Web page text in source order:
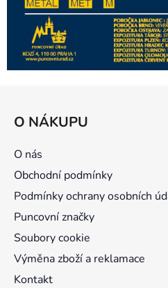
O NÁKUPU
O nás
Obchodní podmínky
Podmínky ochrany osobních
Puncovní značky
Soubory cookie
Výměna zboží a reklamace
Kontakt